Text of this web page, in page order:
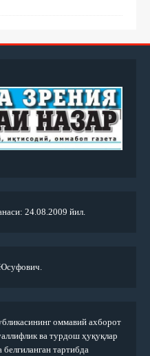
24.08.2009 йил.
оммавий ахборот
ва турдош ҳуқуқлар
тартибда